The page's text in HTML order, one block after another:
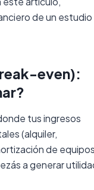
de un estudio
even):
tus ingresos
(alquiler,
de
a generar